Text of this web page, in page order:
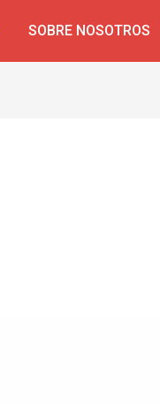
SOBRE NOSOTROS